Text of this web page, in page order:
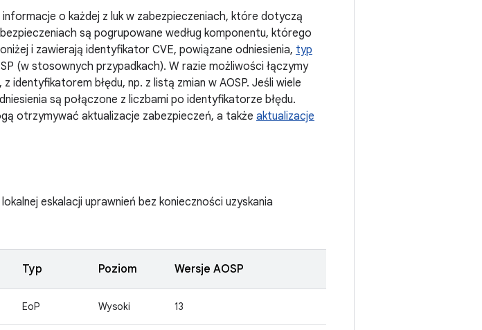
o każdej z luk w zabezpieczeniach, które dotyczą
są pogrupowane według komponentu, którego
i zawierają identyfikator CVE, powiązane odniesienia, typ
(w stosownych przypadkach). W razie możliwości łączymy
identyfikatorem błędu, np. z listą zmian w AOSP. Jeśli wiele
są połączone z liczbami po identyfikatorze błędu.
otrzymywać aktualizacje zabezpieczeń, a także aktualizacje
eskalacji uprawnień bez konieczności uzyskania
Typ Poziom Wersje AOSP
EoP Wysoki 13